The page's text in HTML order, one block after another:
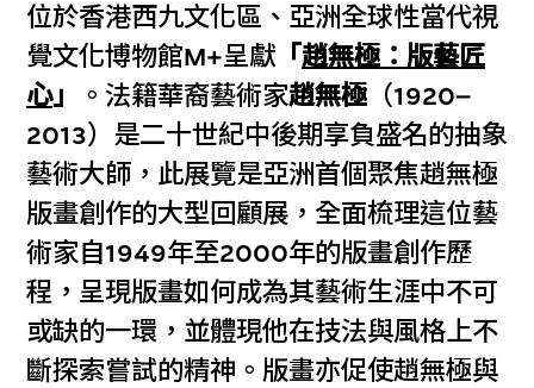
位於香港西九文化區、亞洲全球性當代視
覺文化博物館M+呈獻 「趙無極：版藝匠
心」 。法籍華裔藝術家趙無極 （1920–
2013）是二十世紀中後期享負盛名的抽象
藝術大師，此展覽是亞洲首個聚焦趙無極
版畫創作的大型回顧展，全面梳理這位藝
術家自1949年至2000年的版畫創作歷
程，呈現版畫如何成為其藝術生涯中不可
或缺的一環，並體現他在技法與風格上不
斷探索嘗試的精神。版畫亦促使趙無極與